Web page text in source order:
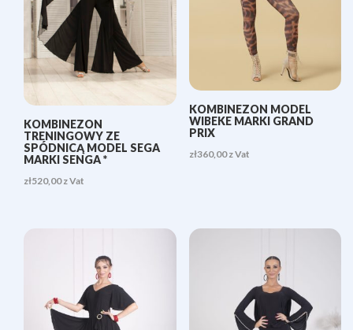
KOMBINEZON
TRENINGOWY ZE
SPÓDNICĄ MODEL SEGA
MARKI SENGA *
zł520,00 z Vat
KOMBINEZON MODEL
WIBEKE MARKI GRAND
PRIX
zł360,00 z Vat